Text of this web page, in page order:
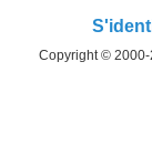
Copyright ©